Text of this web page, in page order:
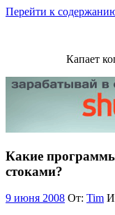
Перейти к
Капает
Какие
стоками?
9 июня 2008 От: Tim